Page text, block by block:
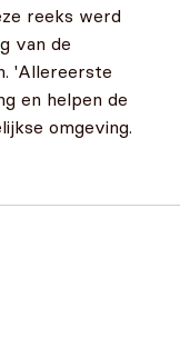
reeks werd
van de
'Allereerste
en helpen de
omgeving.